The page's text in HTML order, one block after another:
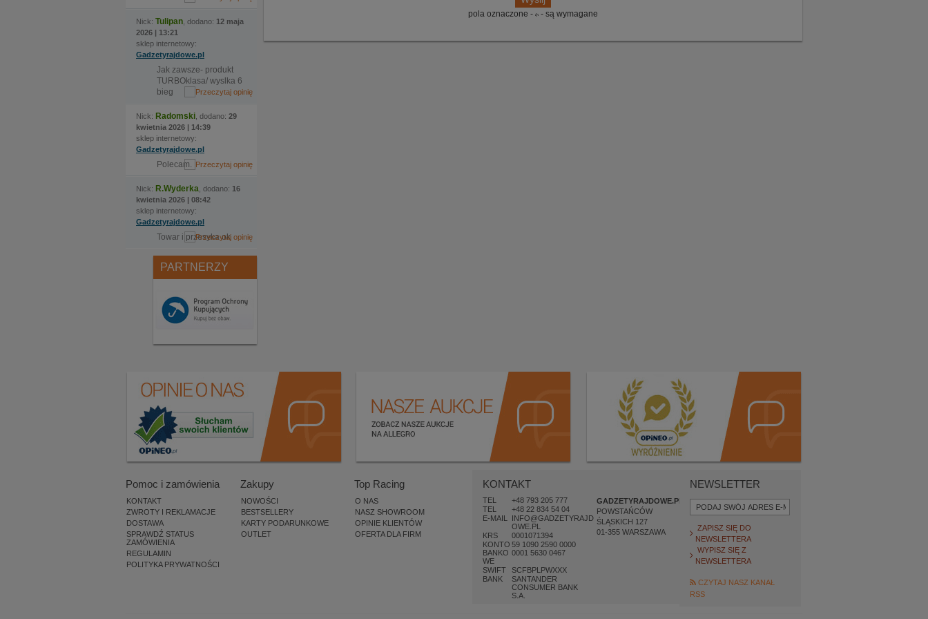
Nick: Tulipan , dodano: 12 maja
2026 | 13:21
sklep internetowy:
Gadzetyrajdowe.pl
Jak zawsze- produkt
TURBOklasa/ wyslka 6
bieg
Nick: Radomski , dodano: 29
kwietnia 2026 | 14:39
sklep internetowy:
Gadzetyrajdowe.pl
Polecam.
Nick: R.Wyderka , dodano: 16
kwietnia 2026 | 08:42
sklep internetowy:
Gadzetyrajdowe.pl
Towar i przesyka ok
PARTNERZY
pola oznaczone - - są wymagane
Pomoc i zamówienia
KONTAKT
ZWROTY I REKLAMACJE
DOSTAWA
SPRAWDŹ STATUS
ZAMÓWIENIA
REGULAMIN
POLITYKA PRYWATNOŚCI
Zakupy
NOWOŚCI
BESTSELLERY
KARTY PODARUNKOWE
OUTLET
Top Racing
O NAS
NASZ SHOWROOM
OPINIE KLIENTÓW
OFERTA DLA FIRM
KONTAKT
TEL
+48 793 205 777
TEL
+48 22 834 54 04
E-MAIL
INFO@GADZETYRAJD
OWE.PL
KRS
0001071394
KONTO
BANKO
WE
59 1090 2590 0000
0001 5630 0467
SWIFT
SCFBPLPWXXX
BANK
SANTANDER
CONSUMER BANK
S.A.
GADZETYRAJDOWE.PL
POWSTAŃCÓW
ŚLĄSKICH 127
01-355 WARSZAWA
NEWSLETTER
ZAPISZ SIĘ DO
NEWSLETTERA
WYPISZ SIĘ Z
NEWSLETTERA
CZYTAJ NASZ KANAŁ
RSS